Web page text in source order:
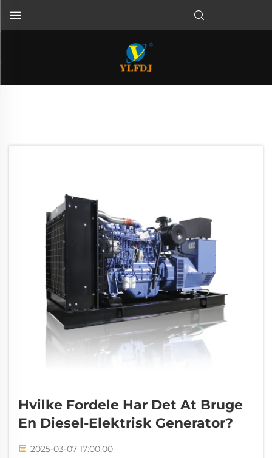
Hvilke Fordele Har Det At Bruge
En Diesel-Elektrisk Generator?
2025-03-07 17:00:00